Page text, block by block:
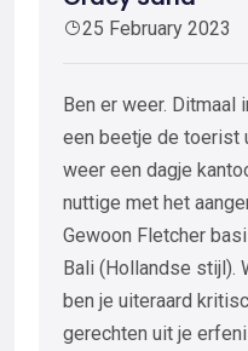
25 February 2023
Ben er weer. Ditmaal
een beetje de toerist
weer een dagje
nuttige met het
Gewoon Fletcher
Bali (Hollandse stijl).
ben je uiteraard
gerechten uit je